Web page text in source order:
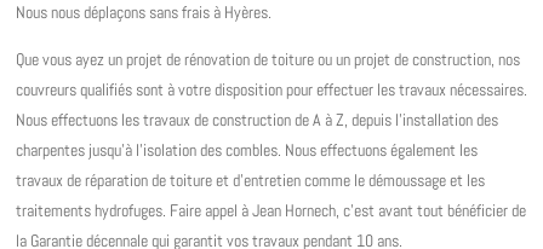
Nous nous déplaçons sans frais à Hyères.
Que vous ayez un projet de rénovation de toiture ou un projet de construction, nos
couvreurs qualifiés sont à votre disposition pour effectuer les travaux nécessaires.
Nous effectuons les travaux de construction de A à Z, depuis l’installation des
charpentes jusqu’à l’isolation des combles. Nous effectuons également les
travaux de réparation de toiture et d’entretien comme le démoussage et les
traitements hydrofuges. Faire appel à Jean Hornech, c’est avant tout bénéficier de
la Garantie décennale qui garantit vos travaux pendant 10 ans.